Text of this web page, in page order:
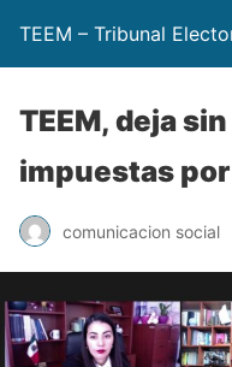
TEEM – Tribunal
TEEM, deja
impuestas por
comunicacion social